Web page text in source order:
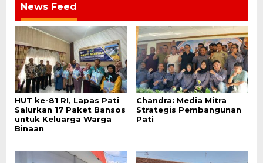
News Feed
HUT ke-81 RI, Lapas Pati
Salurkan 17 Paket Bansos
untuk Keluarga Warga
Binaan
Chandra: Media Mitra
Strategis Pembangunan
Pati